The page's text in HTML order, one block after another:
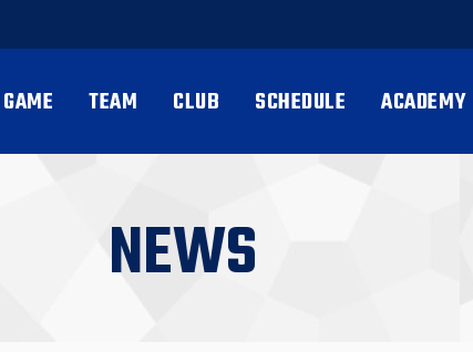
GAME TEAM CLUB SCHEDULE ACADEMY
NEWS